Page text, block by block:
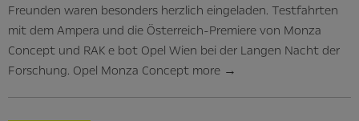
Freunden waren besonders herzlich eingeladen. Testfahrten
mit dem Ampera und die Österreich-Premiere von Monza
Concept und RAK e bot Opel Wien bei der Langen Nacht der
Forschung. Opel Monza Concept more →